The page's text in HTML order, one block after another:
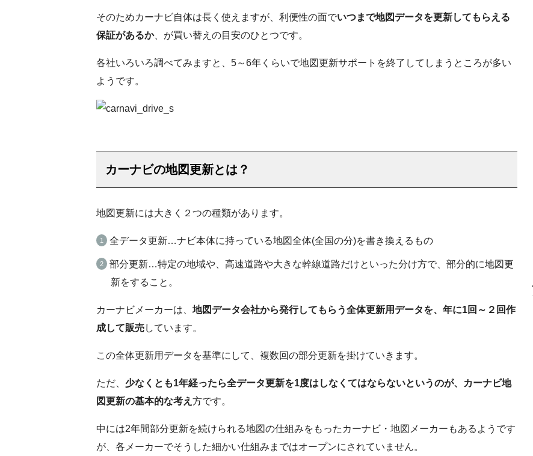
そのためカーナビ自体は長く使えますが、利便性の面でいつまで地図データを更新してもらえる
保証があるか、が買い替えの目安のひとつです。
各社いろいろ調べてみますと、5～6年くらいで地図更新サポートを終了してしまうところが多い
ようです。
カーナビの地図更新とは？
地図更新には大きく２つの種類があります。
全データ更新…ナビ本体に持っている地図全体(全国の分)を書き換えるもの
部分更新…特定の地域や、高速道路や大きな幹線道路だけといった分け方で、部分的に地図更
新をすること。
カーナビメーカーは、 地図データ会社から発行してもらう全体更新用データを、年に1回～２回作
成して販売しています。
この全体更新用データを基準にして、複数回の部分更新を掛けていきます。
ただ、 少なくとも1年経ったら全データ更新を1度はしなくてはならないというのが、カーナビ地
図更新の基本的な考え 方です。
中には2年間部分更新を続けられる地図の仕組みをもったカーナビ・地図メーカーもあるようです
が、各メーカーでそうした細かい仕組みまではオープンにされていません。